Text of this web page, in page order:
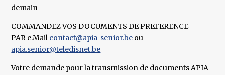
demain
COMMANDEZ VOS DOCUMENTS DE PREFERENCE
PAR e.Mail contact@apia-senior.be ou
apia.senior@teledisnet.be
Votre demande pour la transmission de documents APIA